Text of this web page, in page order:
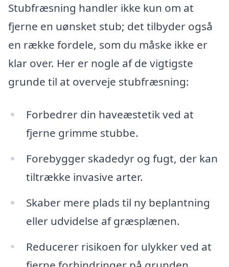
Stubfræsning handler ikke kun om at
fjerne en uønsket stub; det tilbyder også
en række fordele, som du måske ikke er
klar over. Her er nogle af de vigtigste
grunde til at overveje stubfræsning:
Forbedrer din haveæstetik ved at
fjerne grimme stubbe.
Forebygger skadedyr og fugt, der kan
tiltrække invasive arter.
Skaber mere plads til ny beplantning
eller udvidelse af græsplænen.
Reducerer risikoen for ulykker ved at